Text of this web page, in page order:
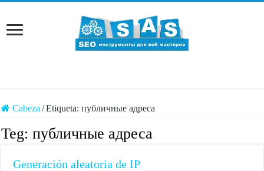
Cabeza /Etiqueta:публичные адреса
Teg:публичные адреса
Generación aleatoria de IP